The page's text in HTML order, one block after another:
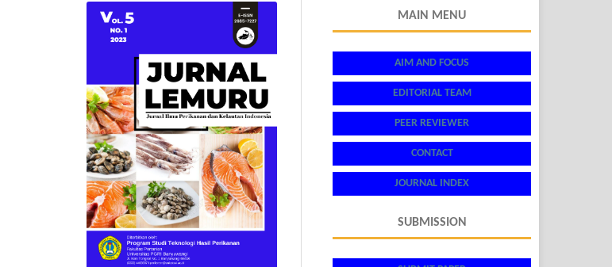
MAIN MENU
AIM AND FOCUS
EDITORIAL TEAM
PEER REVIEWER
CONTACT
JOURNAL INDEX
SUBMISSION